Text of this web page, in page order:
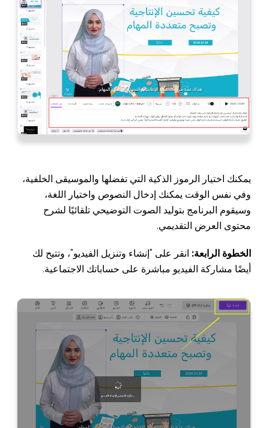
يمكنك اختيار الرموز الذكية التي تفضلها والموسيقى الخلفية،
وفي نفس الوقت يمكنك إدخال النصوص واختيار اللغة،
وسيقوم البرنامج بتوليد الصوت التوضيحي تلقائيًا لشرح
محتوى العرض التقديمي.
الخطوة الرابعة: انقر على "إنشاء وتنزيل الفيديو"، وتتيح لك
أيضًا مشاركة الفيديو مباشرة على حساباتك الاجتماعية.